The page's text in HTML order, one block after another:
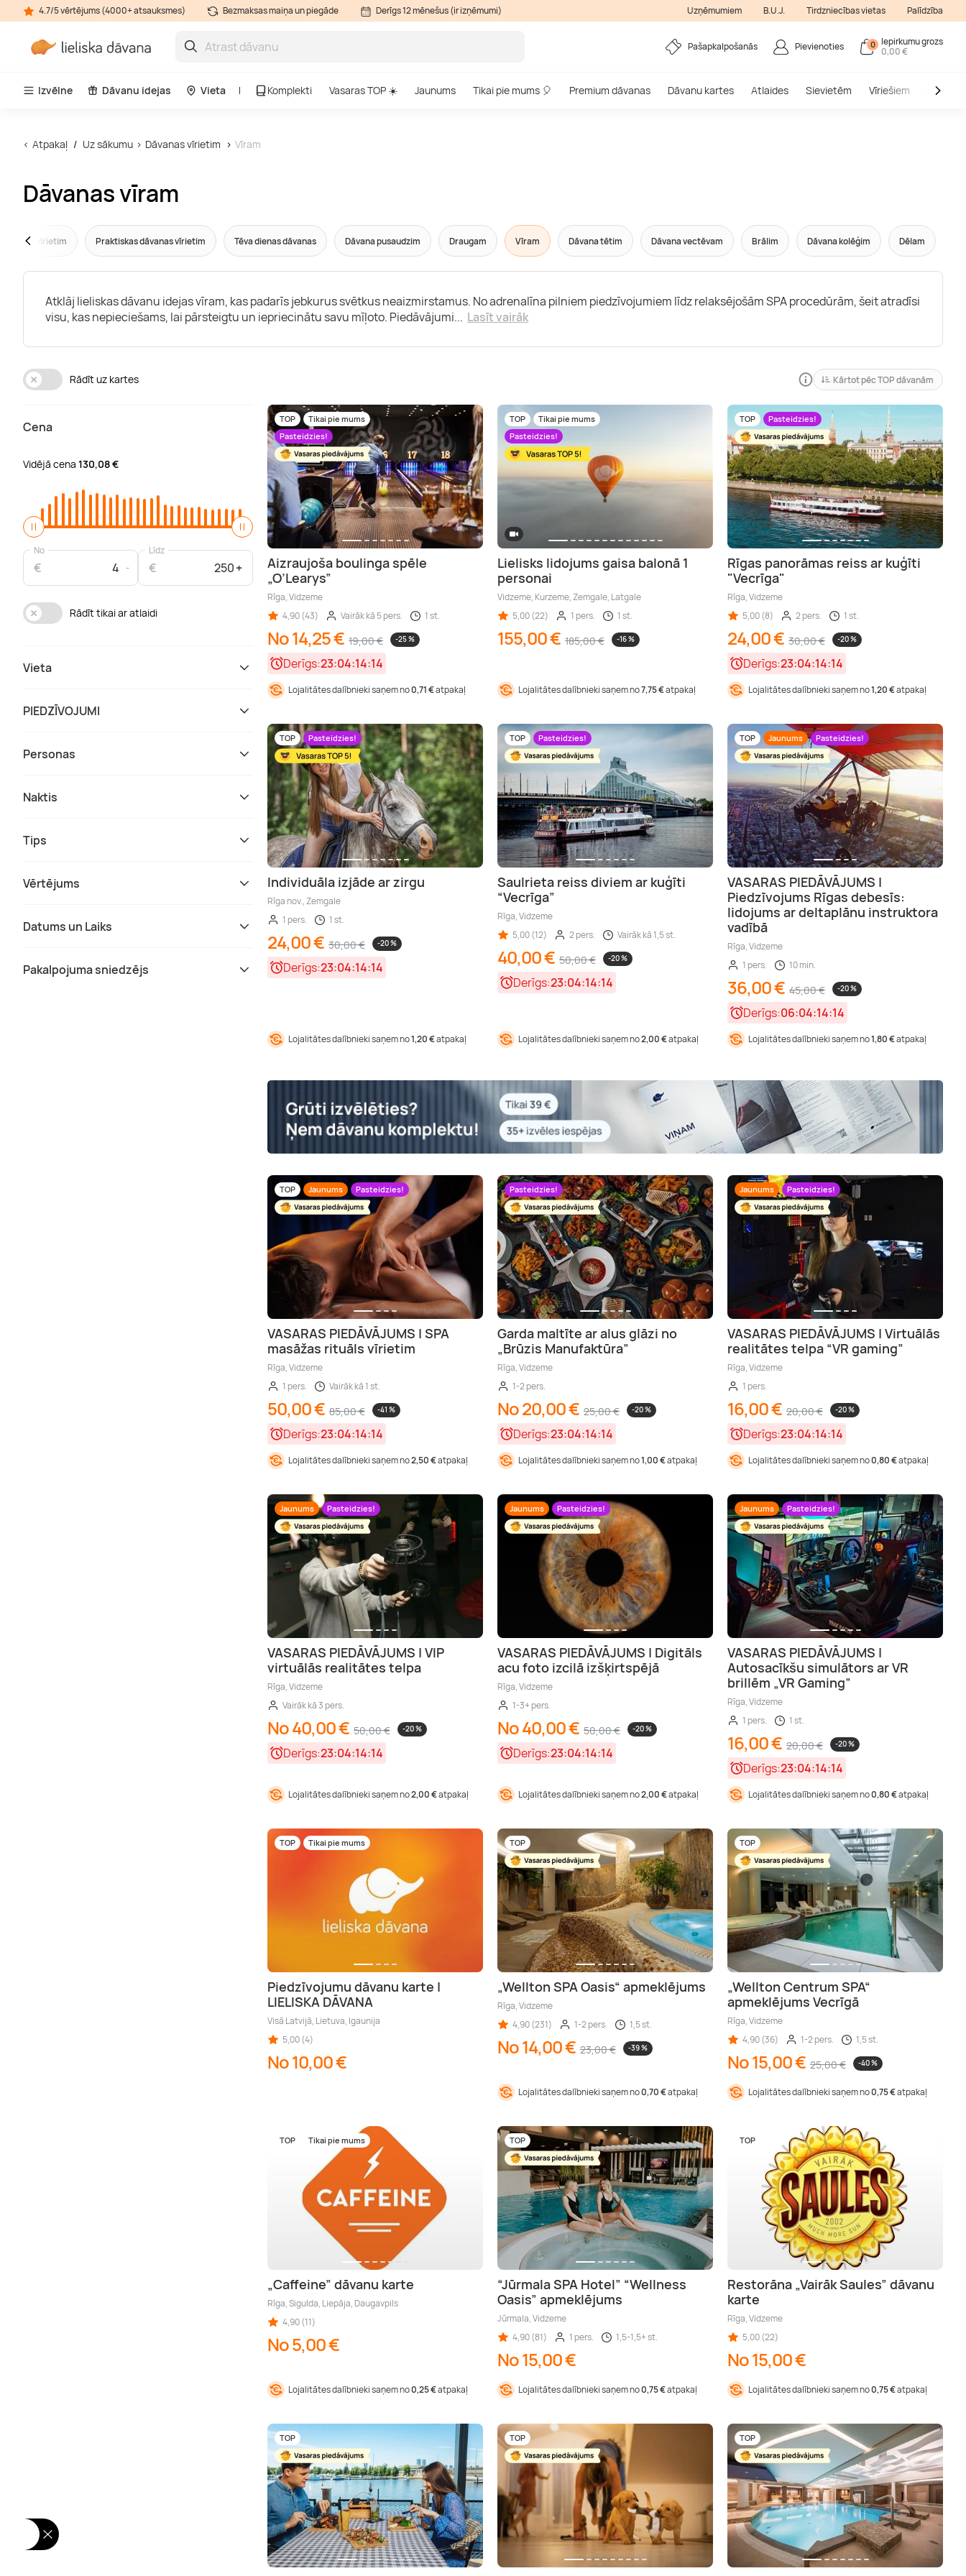
4.7/5 vērtējums (4000+ atsauksmes) Bezmaksas maiņa un piegāde Derīgs 12 mēnešus (ir izņēmumi) Uzņēmumiem B.U.J. Tirdzniecības vietas Palīdzība
Pašapkalpošanās Pievienoties 0
Iepirkumu grozs
0,00 €
Izvēlne Dāvanu idejas Vieta Komplekti Vasaras TOP ☀️ Jaunums Tikai pie mums 🎈 Premium dāvanas Dāvanu kartes Atlaides Sievietēm Vīriešiem Outlet
Atpakaļ Uz sākumu Dāvanas vīrietim Vīram
Dāvanas vīram
vīrietim Praktiskas dāvanas vīrietim Tēva dienas dāvanas Dāvana pusaudzim Draugam Vīram Dāvana tētim Dāvana vectēvam Brālim Dāvana kolēģim Dēlam
Atklāj lieliskas dāvanu idejas vīram, kas padarīs jebkurus svētkus neaizmirstamus. No adrenalīna pilniem piedzīvojumiem līdz relaksējošām SPA procedūrām, šeit atradīsi
visu, kas nepieciešams, lai pārsteigtu un iepriecinātu savu mīļoto. Piedāvājumi... Lasīt vairāk
Rādīt uz kartes Kārtot pēc TOP dāvanām
Cena
Vidējā cena 130,08 €
No
€
Līdz
€
Rādīt tikai ar atlaidi
Vieta
PIEDZĪVOJUMI
Personas
Naktis
Tips
Vērtējums
Datums un Laiks
Pakalpojuma sniedzējs
TOP
Tikai pie mums
Pasteidzies!
Aizraujoša boulinga spēle
„O’Learys”
Rīga, Vidzeme
4,90 (43)
Vairāk kā 5 pers. 1 st.
No 14,25 € 19,00 € -25 %
Derīgs:23:04:14:13
Lojalitātes dalībnieki saņem no0,71 €atpakaļ
TOP
Tikai pie mums
Pasteidzies!
Lielisks lidojums gaisa balonā 1
personai
Vidzeme, Kurzeme, Zemgale, Latgale
5,00 (22)
1 pers. 1 st.
155,00 € 185,00 € -16 %
Lojalitātes dalībnieki saņem no7,75 €atpakaļ
TOP Pasteidzies!
Rīgas panorāmas reiss ar kuģīti
"Vecrīga"
Rīga, Vidzeme
5,00 (8)
2 pers. 1 st.
24,00 € 30,00 € -20 %
Derīgs:23:04:14:13
Lojalitātes dalībnieki saņem no1,20 €atpakaļ
TOP Pasteidzies!
Individuāla izjāde ar zirgu
Rīga nov., Zemgale
1 pers.
1 st.
24,00 € 30,00 € -20 %
Derīgs:23:04:14:13
Lojalitātes dalībnieki saņem no1,20 €atpakaļ
TOP Pasteidzies!
Saulrieta reiss diviem ar kuģīti
“Vecrīga”
Rīga, Vidzeme
5,00 (12)
2 pers. Vairāk kā 1,5 st.
40,00 € 50,00 € -20 %
Derīgs:23:04:14:13
Lojalitātes dalībnieki saņem no2,00 €atpakaļ
TOP Jaunums Pasteidzies!
VASARAS PIEDĀVĀJUMS |
Piedzīvojums Rīgas debesīs:
lidojums ar deltaplānu instruktora
vadībā
Rīga, Vidzeme
1 pers.
10 min.
36,00 € 45,00 € -20 %
Derīgs:06:04:14:13
Lojalitātes dalībnieki saņem no1,80 €atpakaļ
TOP Jaunums Pasteidzies!
VASARAS PIEDĀVĀJUMS | SPA
masāžas rituāls vīrietim
Rīga, Vidzeme
1 pers.
Vairāk kā 1 st.
50,00 € 85,00 € -41 %
Derīgs:23:04:14:13
Lojalitātes dalībnieki saņem no2,50 €atpakaļ
Pasteidzies!
Garda maltīte ar alus glāzi no
„Brūzis Manufaktūra”
Rīga, Vidzeme
1-2 pers.
No 20,00 € 25,00 € -20 %
Derīgs:23:04:14:13
Lojalitātes dalībnieki saņem no1,00 €atpakaļ
Jaunums Pasteidzies!
VASARAS PIEDĀVĀJUMS | Virtuālās
realitātes telpa “VR gaming”
Rīga, Vidzeme
1 pers.
16,00 € 20,00 € -20 %
Derīgs:23:04:14:13
Lojalitātes dalībnieki saņem no0,80 €atpakaļ
Jaunums Pasteidzies!
VASARAS PIEDĀVĀJUMS | VIP
virtuālās realitātes telpa
Rīga, Vidzeme
Vairāk kā 3 pers.
No 40,00 € 50,00 € -20 %
Derīgs:23:04:14:13
Lojalitātes dalībnieki saņem no2,00 €atpakaļ
Jaunums Pasteidzies!
VASARAS PIEDĀVĀJUMS | Digitāls
acu foto izcilā izšķirtspējā
Rīga, Vidzeme
1-3+ pers.
No 40,00 € 50,00 € -20 %
Derīgs:23:04:14:13
Lojalitātes dalībnieki saņem no2,00 €atpakaļ
Jaunums Pasteidzies!
VASARAS PIEDĀVĀJUMS |
Autosacīkšu simulātors ar VR
brillēm „VR Gaming”
Rīga, Vidzeme
1 pers.
1 st.
16,00 € 20,00 € -20 %
Derīgs:23:04:14:13
Lojalitātes dalībnieki saņem no0,80 €atpakaļ
TOP Tikai pie mums
Piedzīvojumu dāvanu karte |
LIELISKA DĀVANA
Visā Latvijā, Lietuva, Igaunija
5,00 (4)
No 10,00 €
TOP
„Wellton SPA Oasis“ apmeklējums
Rīga, Vidzeme
4,90 (231)
1-2 pers. 1,5 st.
No 14,00 € 23,00 € -39 %
Lojalitātes dalībnieki saņem no0,70 €atpakaļ
TOP
„Wellton Centrum SPA“
apmeklējums Vecrīgā
Rīga, Vidzeme
4,90 (36)
1-2 pers. 1,5 st.
No 15,00 € 25,00 € -40 %
Lojalitātes dalībnieki saņem no0,75 €atpakaļ
TOP Tikai pie mums
„Caffeine” dāvanu karte
Rīga, Sigulda, Liepāja, Daugavpils
4,90 (11)
No 5,00 €
Lojalitātes dalībnieki saņem no0,25 €atpakaļ
TOP
“Jūrmala SPA Hotel” “Wellness
Oasis” apmeklējums
Jūrmala, Vidzeme
4,90 (81)
1 pers. 1,5-1,5+ st.
No 15,00 €
Lojalitātes dalībnieki saņem no0,75 €atpakaļ
TOP
Restorāna „Vairāk Saules” dāvanu
karte
Rīga, Vidzeme
5,00 (22)
No 15,00 €
Lojalitātes dalībnieki saņem no0,75 €atpakaļ
TOP TOP TOP